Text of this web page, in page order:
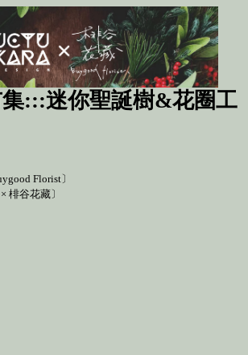
:::迷你聖誕樹&花圈工
Florist〕
棑谷花藏〕